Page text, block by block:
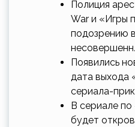
Полиция
War и «Игры
подозрению
Появились
дата выхода
сериала-
В сериале
будет